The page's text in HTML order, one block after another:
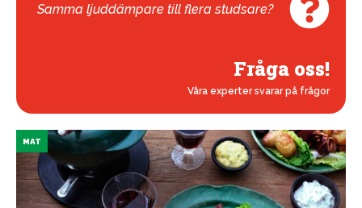
Samma ljuddämpare till flera studsare?
Fråga oss!
Våra experter svarar på frågor
MAT